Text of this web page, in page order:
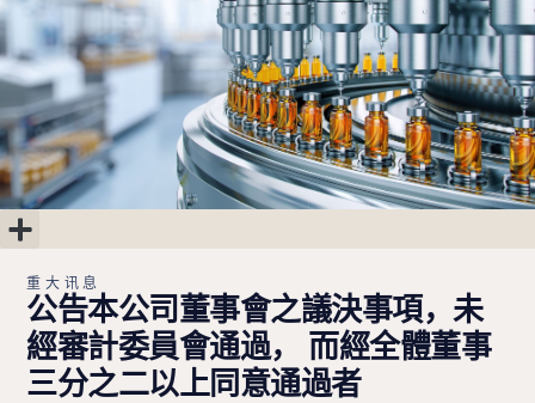
重大讯息
公告本公司董事會之議決事項，未
經審計委員會通過， 而經全體董事
三分之二以上同意通過者